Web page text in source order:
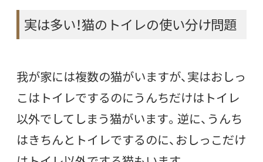
実は多い！猫のトイレの使い分け問題
我が家には複数の猫がいますが、実はおしっ
こはトイレでするのにうんちだけはトイレ
以外でしてしまう猫がいます。逆に、うんち
はきちんとトイレでするのに、おしっこだけ